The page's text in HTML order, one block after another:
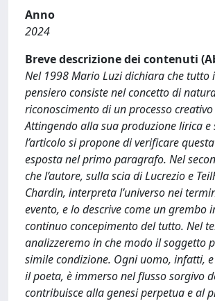
Anno
2024
Breve descrizione dei contenuti
Nel 1998 Mario Luzi dichiara che tutto
pensiero consiste nel concetto di
riconoscimento di un processo
Attingendo alla sua produzione lirica e
l’articolo si propone di verificare
esposta nel primo paragrafo. Nel
che l’autore, sulla scia di Lucrezio e
Chardin, interpreta l’universo nei
evento, e lo descrive come un grembo
continuo concepimento del tutto. Nel
analizzeremo in che modo il soggetto
simile condizione. Ogni uomo, infatti,
il poeta, è immerso nel flusso sorgivo
contribuisce alla genesi perpetua e al